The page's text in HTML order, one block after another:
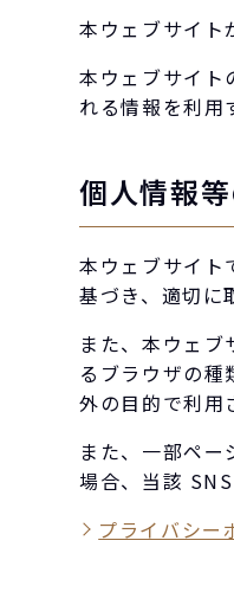
本ウェブサイト
本ウェブサイト
れる情報を利用
個人情報
本ウェブサイト
基づき、適切に
また、本ウェ
るブラウザの
外の目的で利用
また、一部ペ
場合、当該
プライバシー